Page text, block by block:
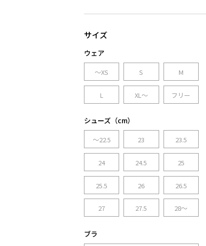
ウェア
～XS S M
L XL～ フリー
シューズ（cm）
～22.5 23 23.5
24 24.5 25
25.5 26 26.5
27 27.5 28～
ブラ